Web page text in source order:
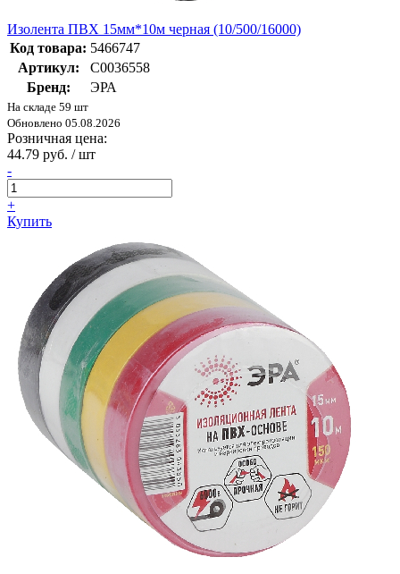
Изолента ПВХ 15мм*10м черная (10/500/16000)
Код товара: 5466747
Артикул:
C0036558
Бренд:
ЭРА
На складе 59 шт
Обновлено 05.08.2026
Розничная цена:
44.79 руб. / шт
-
+
Купить